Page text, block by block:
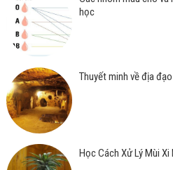
học
Thuyết minh về địa
Học Cách Xử Lý Mùi Xi